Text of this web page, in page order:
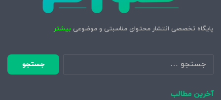
پایگاه تخصصی انتشار محتوای مناسبتی و موضوعی بیشتر
جستجو
برای:
آخرین مطالب